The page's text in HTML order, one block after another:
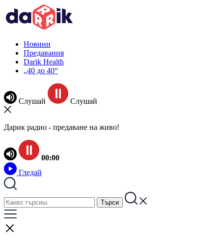
Новини
Предавания
Darik Health
„40 до 40“
Слушай Слушай
Дарик радио - предаване на живо!
00:00
Гледай